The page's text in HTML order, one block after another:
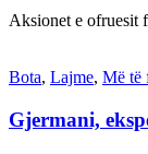
Aksionet e ofruesit
Bota, Lajme, Më të
Gjermani,